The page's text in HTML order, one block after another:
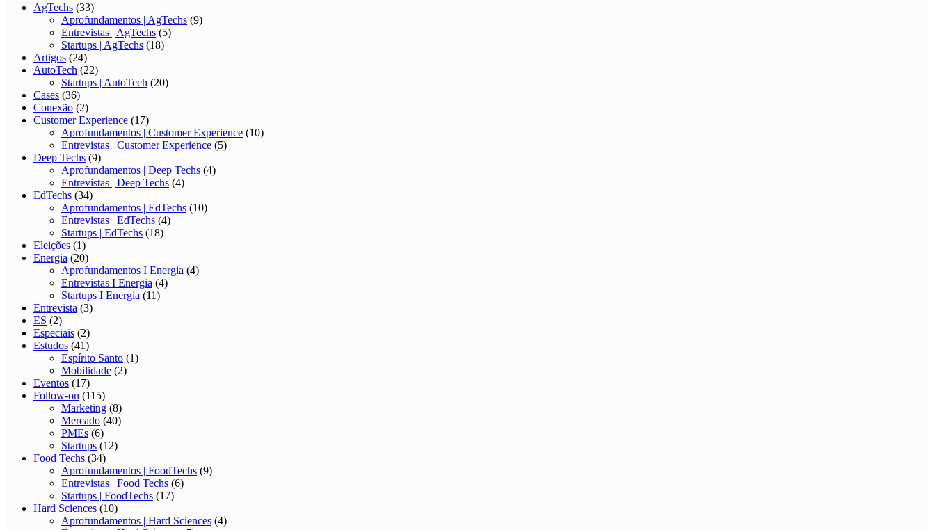
AgTechs (33)
Aprofundamentos | AgTechs (9)
Entrevistas | AgTechs (5)
Startups | AgTechs (18)
Artigos (24)
AutoTech (22)
Startups | AutoTech (20)
Cases (36)
Conexão (2)
Customer Experience (17)
Aprofundamentos | Customer Experience (10)
Entrevistas | Customer Experience (5)
Deep Techs (9)
Aprofundamentos | Deep Techs (4)
Entrevistas | Deep Techs (4)
EdTechs (34)
Aprofundamentos | EdTechs (10)
Entrevistas | EdTechs (4)
Startups | EdTechs (18)
Eleições (1)
Energia (20)
Aprofundamentos I Energia (4)
Entrevistas I Energia (4)
Startups I Energia (11)
Entrevista (3)
ES (2)
Especiais (2)
Estudos (41)
Espírito Santo (1)
Mobilidade (2)
Eventos (17)
Follow-on (115)
Marketing (8)
Mercado (40)
PMEs (6)
Startups (12)
Food Techs (34)
Aprofundamentos | FoodTechs (9)
Entrevistas | Food Techs (6)
Startups | FoodTechs (17)
Hard Sciences (10)
Aprofundamentos | Hard Sciences (4)